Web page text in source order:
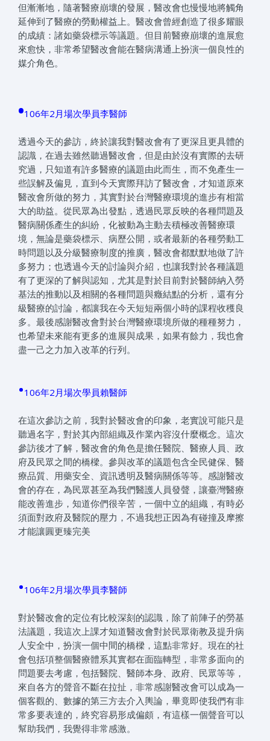
但漸漸地，隨著醫療崩壞的發展，醫改會也慢慢地將觸角
延伸到了醫療的勞動權益上。醫改會曾經創造了很多耀眼
的成績：諸如藥袋標示等議題。但目前醫療崩壞的進展愈
來愈快，非常希望醫改會能在醫病溝通上扮演一個良性的
媒介角色。
•106年2月場次學員李醫師
透過今天的參訪，終於讓我對醫改會有了更深且更具體的
認識，在過去雖然聽過醫改會，但是由於沒有實際的去研
究過，只知道有許多醫療的議題由此而生，而不免產生一
些誤解及偏見，直到今天實際拜訪了醫改會，才知道原來
醫改會所做的努力，其實對於台灣醫療環境的進步有相當
大的助益。從民眾為出發點，透過民眾反映的各種問題及
醫病關係產生的糾紛，化被動為主動去積極改善醫療環
境，無論是藥袋標示、病歷公開，或者最新的各種勞動工
時問題以及分級醫療制度的推廣，醫改會都默默地做了許
多努力；也透過今天的討論與介紹，也讓我對於各種議題
有了更深的了解與認知，尤其是對於目前對於醫師納入勞
基法的推動以及相關的各種問題與癥結點的分析，還有分
級醫療的討論，都讓我在今天短短兩個小時的課程收穫良
多。最後感謝醫改會對於台灣醫療環境所做的種種努力，
也希望未來能有更多的進展與成果，如果有餘力，我也會
盡一己之力加入改革的行列。
•106年2月場次學員賴醫師
在這次參訪之前，我對於醫改會的印象，老實說可能只是
聽過名字，對於其內部組織及作業內容沒什麼概念。這次
參訪後才了解，醫改會的角色是擔任醫院、醫療人員、政
府及民眾之間的橋樑。參與改革的議題包含全民健保、醫
療品質、用藥安全、資訊透明及醫病關係等等。感謝醫改
會的存在，為民眾甚至為我們醫護人員發聲，讓臺灣醫療
能改善進步，知道你們很辛苦，一個中立的組織，有時必
須面對政府及醫院的壓力，不過我想正因為有碰撞及摩擦
才能讓圓更臻完美
•106年2月場次學員李醫師
對於醫改會的定位有比較深刻的認識，除了前陣子的勞基
法議題，我這次上課才知道醫改會對於民眾衛教及提升病
人安全中，扮演一個中間的橋樑，這點非常好。現在的社
會包括項整個醫療體系其實都在面臨轉型，非常多面向的
問題要去考慮，包括醫院、醫師本身、政府、民眾等等，
來自各方的聲音不斷在拉扯，非常感謝醫改會可以成為一
個客觀的、數據的第三方去介入輿論，畢竟即使我們有非
常多要表達的，終究容易形成偏頗，有這樣一個聲音可以
幫助我們，我覺得非常感激。